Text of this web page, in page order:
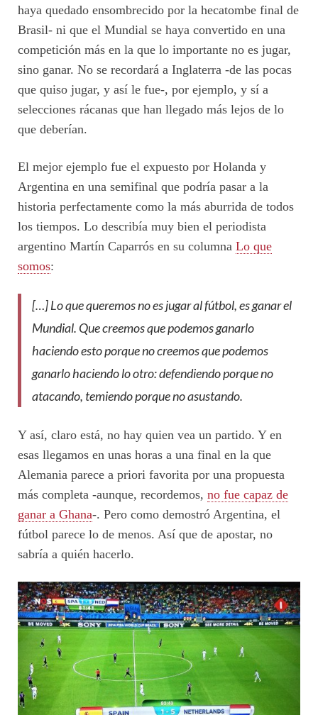
haya quedado ensombrecido por la hecatombe final de
Brasil- ni que el Mundial se haya convertido en una
competición más en la que lo importante no es jugar,
sino ganar. No se recordará a Inglaterra -de las pocas
que quiso jugar, y así le fue-, por ejemplo, y sí a
selecciones rácanas que han llegado más lejos de lo
que deberían.
El mejor ejemplo fue el expuesto por Holanda y
Argentina en una semifinal que podría pasar a la
historia perfectamente como la más aburrida de todos
los tiempos. Lo describía muy bien el periodista
argentino Martín Caparrós en su columna Lo que
somos:
[…] Lo que queremos no es jugar al fútbol, es ganar el
Mundial. Que creemos que podemos ganarlo
haciendo esto porque no creemos que podemos
ganarlo haciendo lo otro: defendiendo porque no
atacando, temiendo porque no asustando.
Y así, claro está, no hay quien vea un partido. Y en
esas llegamos en unas horas a una final en la que
Alemania parece a priori favorita por una propuesta
más completa -aunque, recordemos, no fue capaz de
ganar a Ghana-. Pero como demostró Argentina, el
fútbol parece lo de menos. Así que de apostar, no
sabría a quién hacerlo.